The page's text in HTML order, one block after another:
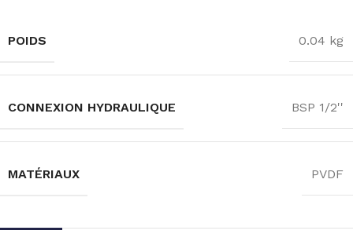
POIDS 0.04 kg
CONNEXION HYDRAULIQUE BSP 1/2''
MATÉRIAUX PVDF